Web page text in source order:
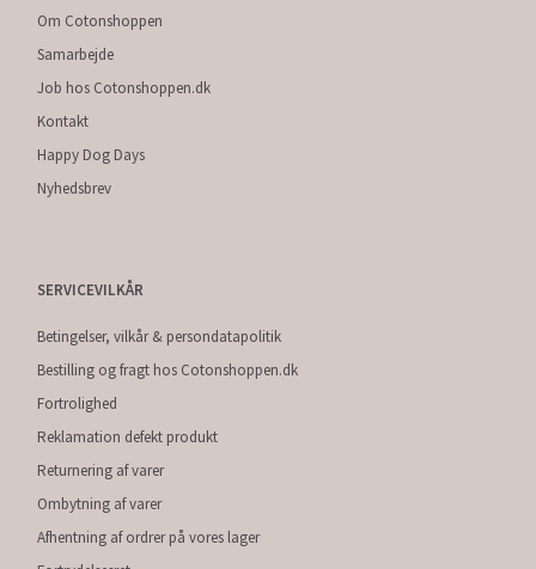
Om Cotonshoppen
Samarbejde
Job hos Cotonshoppen.dk
Kontakt
Happy Dog Days
Nyhedsbrev
SERVICEVILKÅR
Betingelser, vilkår & persondatapolitik
Bestilling og fragt hos Cotonshoppen.dk
Fortrolighed
Reklamation defekt produkt
Returnering af varer
Ombytning af varer
Afhentning af ordrer på vores lager